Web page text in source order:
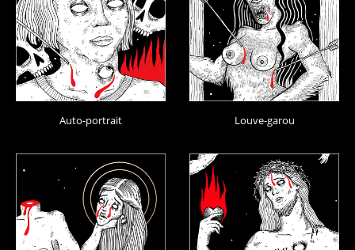
Auto-portrait Louve-garou